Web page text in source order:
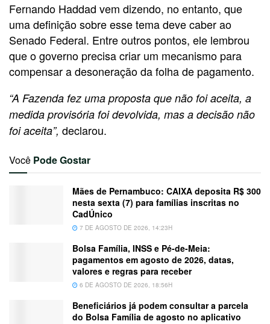
Fernando Haddad vem dizendo, no entanto, que
uma definição sobre esse tema deve caber ao
Senado Federal. Entre outros pontos, ele lembrou
que o governo precisa criar um mecanismo para
compensar a desoneração da folha de pagamento.
“A Fazenda fez uma proposta que não foi aceita, a
medida provisória foi devolvida, mas a decisão não
foi aceita”, declarou.
Você Pode Gostar
Mães de Pernambuco: CAIXA deposita R$ 300
nesta sexta (7) para famílias inscritas no
CadÚnico
7 DE AGOSTO DE 2026, 14:23H
Bolsa Família, INSS e Pé-de-Meia:
pagamentos em agosto de 2026, datas,
valores e regras para receber
6 DE AGOSTO DE 2026, 18:56H
Beneficiários já podem consultar a parcela
do Bolsa Família de agosto no aplicativo